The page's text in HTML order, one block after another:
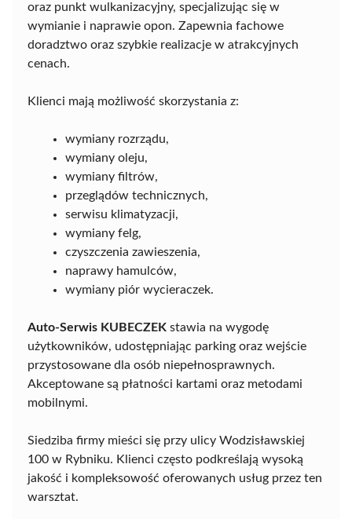
oraz punkt wulkanizacyjny, specjalizując się w
wymianie i naprawie opon. Zapewnia fachowe
doradztwo oraz szybkie realizacje w atrakcyjnych
cenach.
Klienci mają możliwość skorzystania z:
wymiany rozrządu,
wymiany oleju,
wymiany filtrów,
przeglądów technicznych,
serwisu klimatyzacji,
wymiany felg,
czyszczenia zawieszenia,
naprawy hamulców,
wymiany piór wycieraczek.
Auto-Serwis KUBECZEK stawia na wygodę
użytkowników, udostępniając parking oraz wejście
przystosowane dla osób niepełnosprawnych.
Akceptowane są płatności kartami oraz metodami
mobilnymi.
Siedziba firmy mieści się przy ulicy Wodzisławskiej
100 w Rybniku. Klienci często podkreślają wysoką
jakość i kompleksowość oferowanych usług przez ten
warsztat.